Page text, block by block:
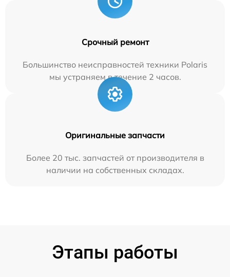
Срочный ремонт
Большинство неисправностей техники Polaris
мы устраняем в течение 2 часов.
Оригинальные запчасти
Более 20 тыс. запчастей от производителя в
наличии на собственных складах.
Этапы работы